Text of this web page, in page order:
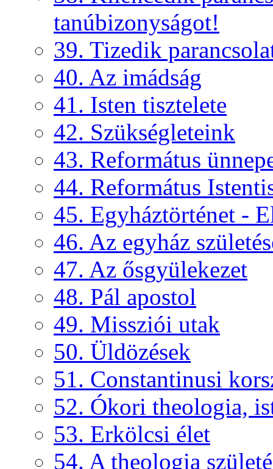
tanúbizonyságot!
39. Tizedik
40. Az imádság
41. Isten tisztelete
42. Szükségleteink
43. Református
44. Református
45. Egyháztörténet -
46. Az egyház
47. Az ősgyülekezet
48. Pál apostol
49. Missziói utak
50. Üldözések
51. Constantinusi
52. Ókori theologia,
53. Erkölcsi élet
54. A theologia